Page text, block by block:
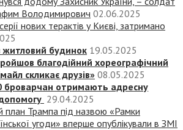
Володимирович 02.06.2025
нових терактів у Києві, затримано
житловий будинок 19.05.2025
благодійний хореографічний
скликає друзів» 08.05.2025
броварчан отримають адресну
29.04.2025
план Трампа під назвою «‎Рамки
угоди» вперше опублікували в ЗМІ